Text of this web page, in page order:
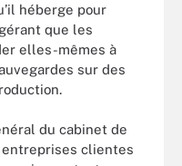
héberge pour
que les
elles-mêmes à
sur des
du cabinet de
clientes